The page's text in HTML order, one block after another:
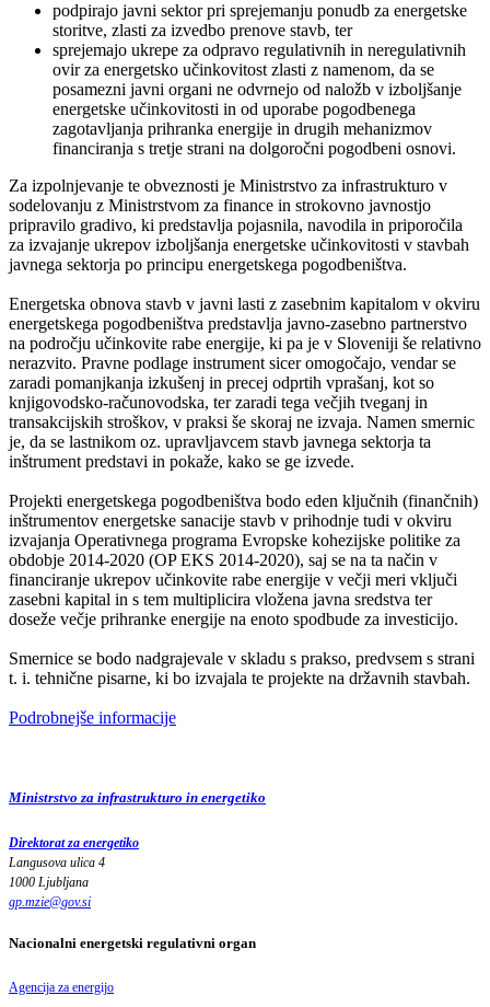
podpirajo javni sektor pri sprejemanju ponudb za energetske
storitve, zlasti za izvedbo prenove stavb, ter
sprejemajo ukrepe za odpravo regulativnih in neregulativnih
ovir za energetsko učinkovitost zlasti z namenom, da se
posamezni javni organi ne odvrnejo od naložb v izboljšanje
energetske učinkovitosti in od uporabe pogodbenega
zagotavljanja prihranka energije in drugih mehanizmov
financiranja s tretje strani na dolgoročni pogodbeni osnovi.
Za izpolnjevanje te obveznosti je Ministrstvo za infrastrukturo v
sodelovanju z Ministrstvom za finance in strokovno javnostjo
pripravilo gradivo, ki predstavlja pojasnila, navodila in priporočila
za izvajanje ukrepov izboljšanja energetske učinkovitosti v stavbah
javnega sektorja po principu energetskega pogodbeništva.
Energetska obnova stavb v javni lasti z zasebnim kapitalom v okviru
energetskega pogodbeništva predstavlja javno-zasebno partnerstvo
na področju učinkovite rabe energije, ki pa je v Sloveniji še relativno
nerazvito. Pravne podlage instrument sicer omogočajo, vendar se
zaradi pomanjkanja izkušenj in precej odprtih vprašanj, kot so
knjigovodsko-računovodska, ter zaradi tega večjih tveganj in
transakcijskih stroškov, v praksi še skoraj ne izvaja. Namen smernic
je, da se lastnikom oz. upravljavcem stavb javnega sektorja ta
inštrument predstavi in pokaže, kako se ge izvede.
Projekti energetskega pogodbeništva bodo eden ključnih (finančnih)
inštrumentov energetske sanacije stavb v prihodnje tudi v okviru
izvajanja Operativnega programa Evropske kohezijske politike za
obdobje 2014-2020 (OP EKS 2014-2020), saj se na ta način v
financiranje ukrepov učinkovite rabe energije v večji meri vključi
zasebni kapital in s tem multiplicira vložena javna sredstva ter
doseže večje prihranke energije na enoto spodbude za investicijo.
Smernice se bodo nadgrajevale v skladu s prakso, predvsem s strani
t. i. tehnične pisarne, ki bo izvajala te projekte na državnih stavbah.
Podrobnejše informacije
Ministrstvo za infrastrukturo in energetiko
Direktorat za energetiko
Langusova ulica 4
1000 Ljubljana
gp.mzie@gov.si
Nacionalni energetski regulativni organ
Agencija za energijo